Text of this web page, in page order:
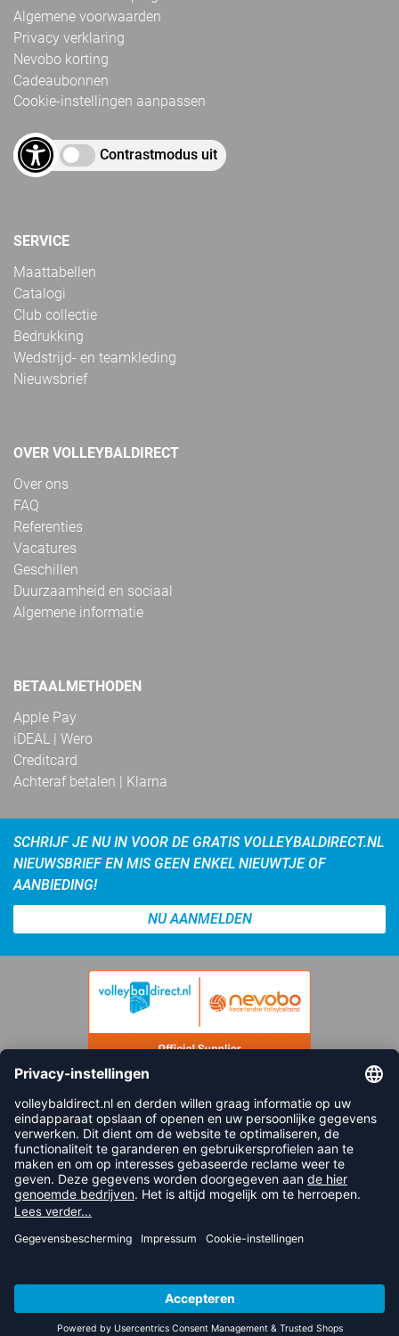
Algemene voorwaarden
Privacy verklaring
Nevobo korting
Cadeaubonnen
Cookie-instellingen aanpassen
Contrastmodus uit
SERVICE
Maattabellen
Catalogi
Club collectie
Bedrukking
Wedstrijd- en teamkleding
Nieuwsbrief
OVER VOLLEYBALDIRECT
Over ons
FAQ
Referenties
Vacatures
Geschillen
Duurzaamheid en sociaal
Algemene informatie
BETAALMETHODEN
Apple Pay
iDEAL | Wero
Creditcard
Achteraf betalen | Klarna
SCHRIJF JE NU IN VOOR DE GRATIS VOLLEYBALDIRECT.NL
NIEUWSBRIEF EN MIS GEEN ENKEL NIEUWTJE OF
AANBIEDING!
NU AANMELDEN
FOLLOW US